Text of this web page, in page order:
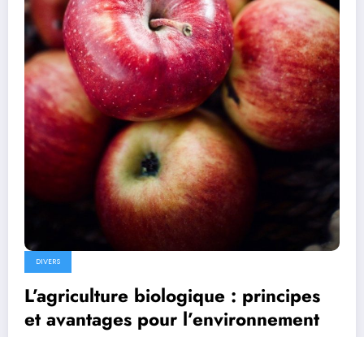
DIVERS
L’agriculture biologique : principes
et avantages pour l’environnement